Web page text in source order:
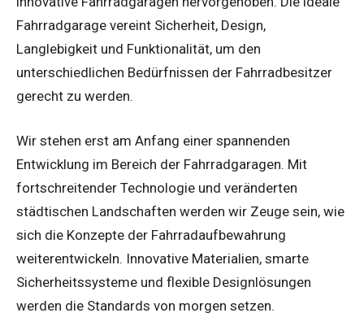
Fahrradgarage vereint Sicherheit, Design,
Langlebigkeit und Funktionalität, um den
unterschiedlichen Bedürfnissen der Fahrradbesitzer
gerecht zu werden.
Wir stehen erst am Anfang einer spannenden
Entwicklung im Bereich der Fahrradgaragen. Mit
fortschreitender Technologie und veränderten
städtischen Landschaften werden wir Zeuge sein, wie
sich die Konzepte der Fahrradaufbewahrung
weiterentwickeln. Innovative Materialien, smarte
Sicherheitssysteme und flexible Designlösungen
werden die Standards von morgen setzen.